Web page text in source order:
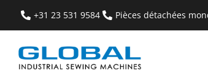
+31 23 531 9584 Pièces détachées